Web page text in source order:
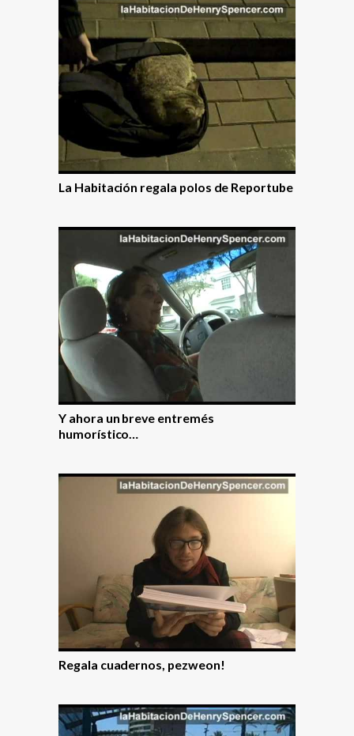
La Habitación regala polos de Reportube
Y ahora un breve entremés
humorí­stico…
Regala cuadernos, pezweon!